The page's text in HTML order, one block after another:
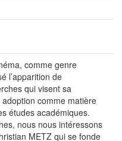
comme genre
l’apparition de
qui visent sa
comme matière
études académiques.
nous nous intéressons
METZ qui se fonde